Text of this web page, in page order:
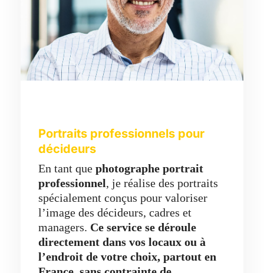
Portraits professionnels pour
décideurs
En tant que photographe portrait
professionnel, je réalise des portraits
spécialement conçus pour valoriser
l’image des décideurs, cadres et
managers. Ce service se déroule
directement dans vos locaux ou à
l’endroit de votre choix, partout en